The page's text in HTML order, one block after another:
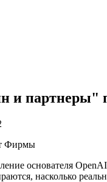
партнеры"
Фирмы
основателя
насколько